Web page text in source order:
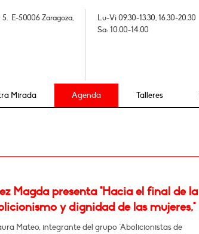
5. E-50006 Zaragoza,
Lu-Vi 09.30-13.30, 16.30-20.30
Sa: 10.00-14.00
Mirada Agenda Talleres
Magda presenta "Hacia el final de la
y dignidad de las mujeres,"
Mateo, integrante del grupo "Abolicionistas de